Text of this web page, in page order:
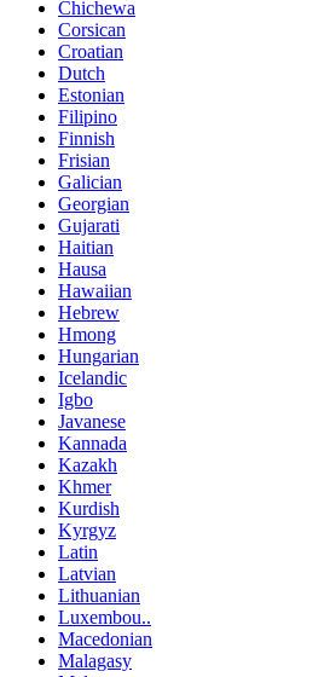
Chichewa
Corsican
Croatian
Dutch
Estonian
Filipino
Finnish
Frisian
Galician
Georgian
Gujarati
Haitian
Hausa
Hawaiian
Hebrew
Hmong
Hungarian
Icelandic
Igbo
Javanese
Kannada
Kazakh
Khmer
Kurdish
Kyrgyz
Latin
Latvian
Lithuanian
Luxembou..
Macedonian
Malagasy